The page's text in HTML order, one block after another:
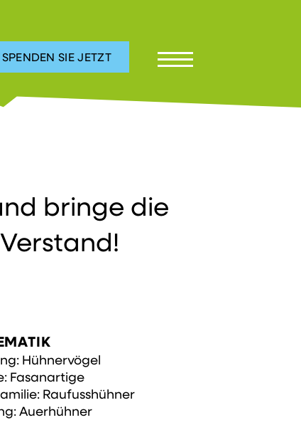
SPENDEN SIE JETZT
bringe die
Hühnervögel
Fasanartige
Raufusshühner
Auerhühner